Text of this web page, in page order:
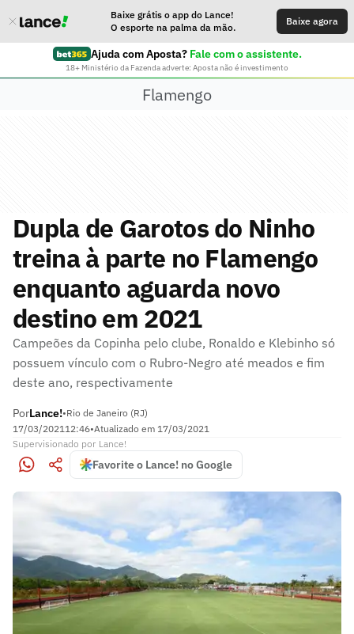
Baixe grátis o app do Lance!
O esporte na palma da mão.
Baixe agora
Ajuda com Aposta? Fale com o assistente.
18+ Ministério da Fazenda adverte: Aposta não é investimento
Flamengo
Dupla de Garotos do Ninho
treina à parte no Flamengo
enquanto aguarda novo
destino em 2021
Campeões da Copinha pelo clube, Ronaldo e Klebinho só
possuem vínculo com o Rubro-Negro até meados e fim
deste ano, respectivamente
PorLance!•Rio de Janeiro (RJ)
17/03/202112:46•Atualizado em 17/03/2021
Supervisionado por Lance!
Favorite o Lance! no Google